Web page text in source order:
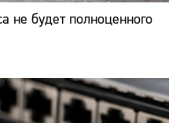
не будет полноценного